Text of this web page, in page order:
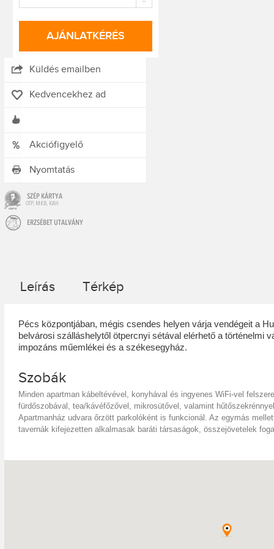
AJÁNLATKÉRÉS
OTP, MKB, K&H
Küldés emailben
Kedvencekhez ad
Akciófigyelő
Nyomtatás
Leírás Térkép
Pécs központjában, mégis csendes helyen várja vendégeit a
belvárosi szálláshelytől ötpercnyi sétával elérhető a történelmi
impozáns műemlékei és a székesegyház.
Szobák
Minden apartman kábeltévével, konyhával és ingyenes WiFi-vel
fürdőszobával, tea/kávéfőzővel, mikrosütővel, valamint
Apartmanház udvara őrzött parkolóként is funkcionál. Az egymás
tavernák kifejezetten alkalmasak baráti társaságok, összejövetelek